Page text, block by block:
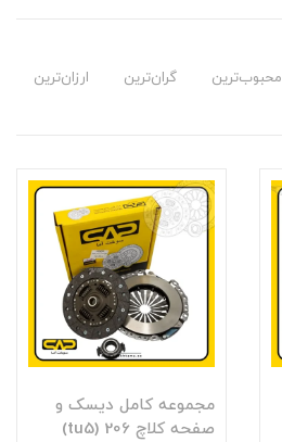
محبوب‌ترین گران‌ترین ارزان‌ترین
مجموعه کامل ديسک و
صفحه کلاچ 206 (tu5)